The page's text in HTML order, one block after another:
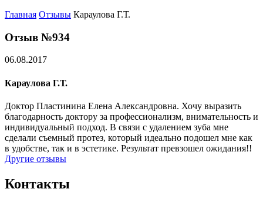
Главная Отзывы Караулова Г.Т.
Отзыв №934
06.08.2017
Караулова Г.Т.
Доктор Пластинина Елена Александровна. Хочу выразить
благодарность доктору за профессионализм, внимательность и
индивидуальный подход. В связи с удалением зуба мне
сделали съемный протез, который идеально подошел мне как
в удобстве, так и в эстетике. Результат превзошел ожидания!!
Другие отзывы
Контакты